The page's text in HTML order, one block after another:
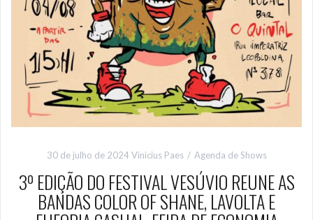
30 de julho de 2024 Vinicius Paes Agenda de Shows
3º EDIÇÃO DO FESTIVAL VESÚVIO REUNE AS
BANDAS COLOR OF SHANE, LAVOLTA E